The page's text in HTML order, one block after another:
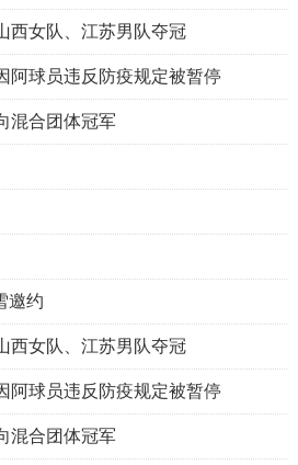
西女队、江苏男队夺冠
阿球员违反防疫规定被暂停
混合团体冠军
邀约
西女队、江苏男队夺冠
阿球员违反防疫规定被暂停
混合团体冠军